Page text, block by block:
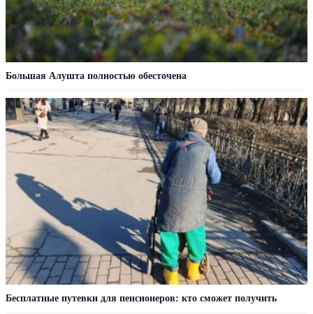
Большая Алушта полностью обесточена
Бесплатные путевки для пенсионеров: кто сможет получить